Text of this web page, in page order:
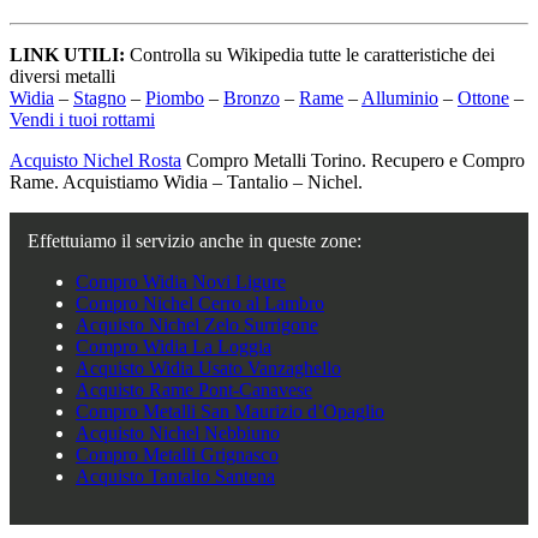
LINK UTILI: Controlla su Wikipedia tutte le caratteristiche dei
diversi metalli
Widia – Stagno – Piombo – Bronzo – Rame – Alluminio – Ottone –
Vendi i tuoi rottami
Acquisto Nichel Rosta Compro Metalli Torino. Recupero e Compro
Rame. Acquistiamo Widia – Tantalio – Nichel.
Effettuiamo il servizio anche in queste zone:
Compro Widia Novi Ligure
Compro Nichel Cerro al Lambro
Acquisto Nichel Zelo Surrigone
Compro Widia La Loggia
Acquisto Widia Usato Vanzaghello
Acquisto Rame Pont-Canavese
Compro Metalli San Maurizio d’Opaglio
Acquisto Nichel Nebbiuno
Compro Metalli Grignasco
Acquisto Tantalio Santena